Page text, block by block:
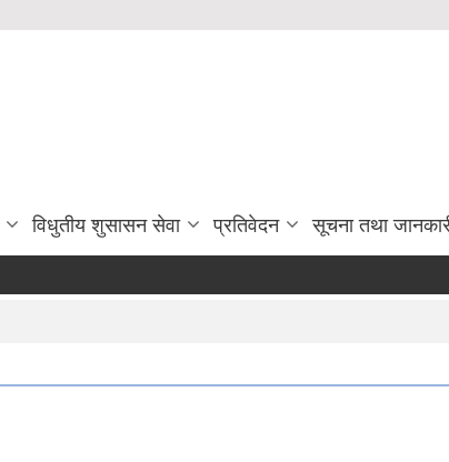
विधुतीय शुसासन सेवा प्रतिवेदन सूचना तथा